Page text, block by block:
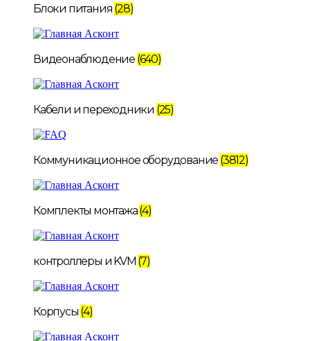
Блоки питания (28)
Видеонаблюдение (640)
Кабели и переходники (25)
Коммуникационное оборудование (3812)
Комплекты монтажа(4)
контроллеры и KVM (7)
Корпусы (4)